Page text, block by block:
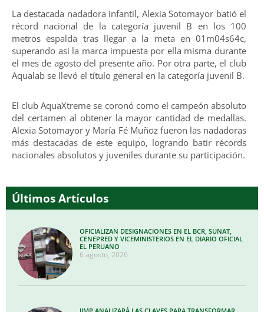
La destacada nadadora infantil, Alexia Sotomayor batió el
récord nacional de la categoría juvenil B en los 100
metros espalda tras llegar a la meta en 01m04s64c,
superando así la marca impuesta por ella misma durante
el mes de agosto del presente año. Por otra parte, el club
Aqualab se llevó el título general en la categoría juvenil B.
El club AquaXtreme se coronó como el campeón absoluto
del certamen al obtener la mayor cantidad de medallas.
Alexia Sotomayor y María Fé Muñoz fueron las nadadoras
más destacadas de este equipo, logrando batir récords
nacionales absolutos y juveniles durante su participación.
Últimos Artículos
OFICIALIZAN DESIGNACIONES EN EL BCR, SUNAT,
CENEPRED Y VICEMINISTERIOS EN EL DIARIO OFICIAL
EL PERUANO
6 agosto, 2026